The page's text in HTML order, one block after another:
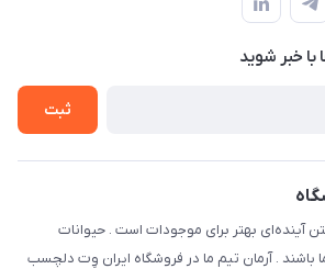
خبر شوید
ثبت
آینده‌ای بهتر برای موجودات است . حیوانات
باشند . آرمان تیم ما در فروشگاه ایران وِت دلچسب